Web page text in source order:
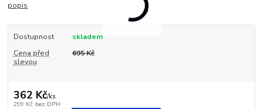
popis
Dostupnost
skladem
Cena před
slevou
695 Kč
362 Kč/ks
299 Kč bez DPH